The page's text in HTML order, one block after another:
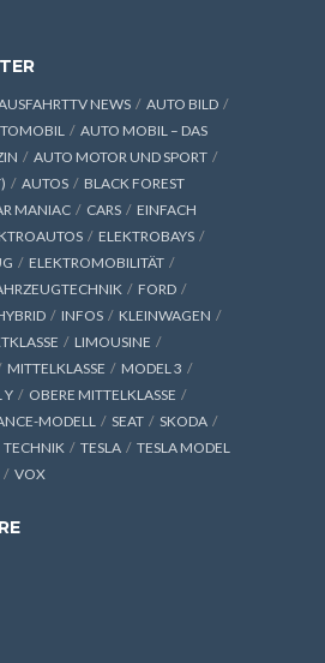
NEWS
AUTO BILD
AUTO MOBIL – DAS
AUTO MOTOR UND SPORT
AUTOS
BLACK FOREST
MANIAC CARS
EINFACH
ELEKTROBAYS
ELEKTROMOBILITÄT
FORD
INFOS
KLEINWAGEN
LIMOUSINE
MITTELKLASSE
MODEL 3
Y
OBERE MITTELKLASSE
MODELL SEAT
SKODA
TECHNIK TESLA
TESLA MODEL
VOX